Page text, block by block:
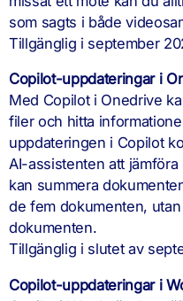
som sagts i både
Tillgänglig i september
Copilot-uppdateringar i
Med Copilot i Onedrive
filer och hitta
uppdateringen i Copilot
AI-assistenten att
kan summera
de fem dokumenten,
dokumenten.
Tillgänglig i slutet av
Copilot-uppdateringar i